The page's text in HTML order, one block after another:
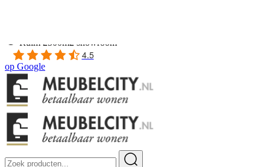
Ruim 2500m2 showroom
4.5
op Google